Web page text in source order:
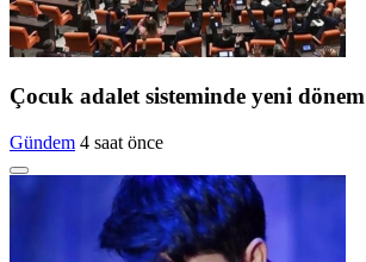
Çocuk adalet sisteminde yeni dönem
Gündem 4 saat önce